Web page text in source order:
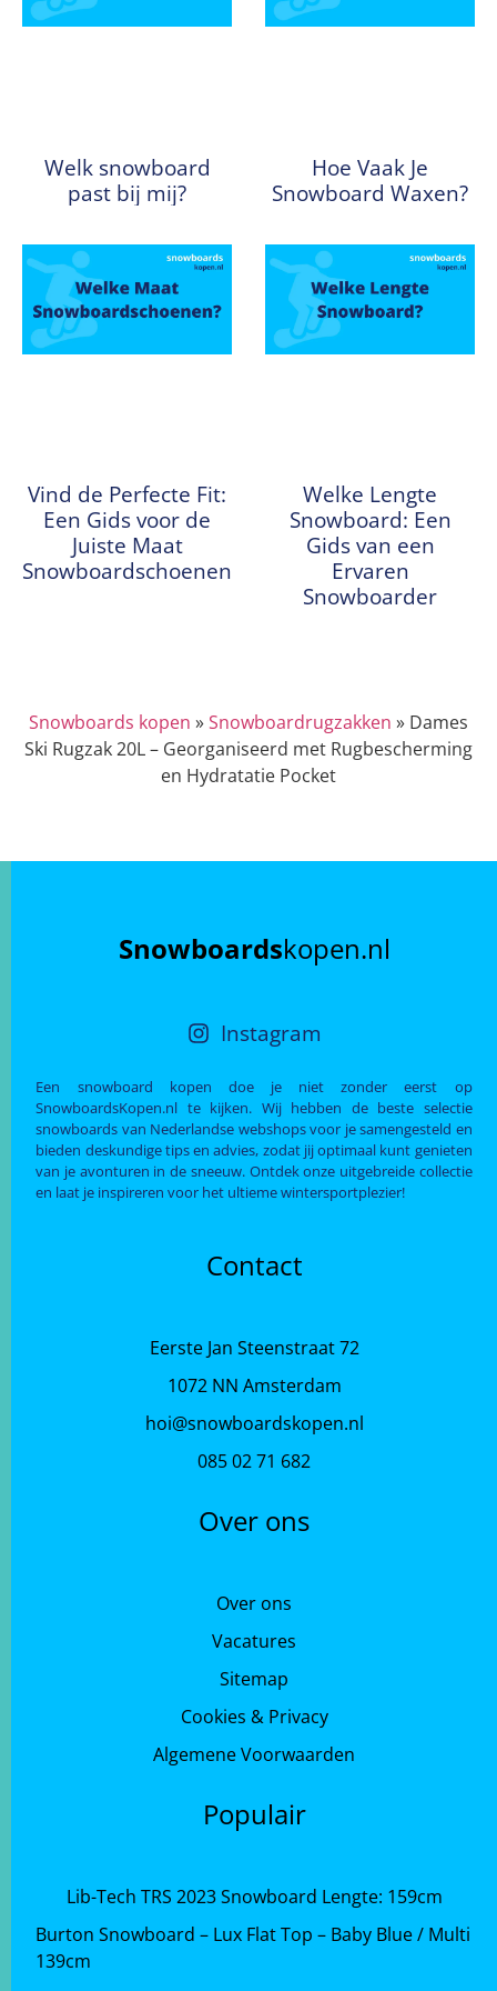
Welk snowboard
past bij mij?
Hoe Vaak Je
Snowboard Waxen?
Vind de Perfecte Fit:
Een Gids voor de
Juiste Maat
Snowboardschoenen
Welke Lengte
Snowboard: Een
Gids van een
Ervaren
Snowboarder
Snowboards kopen »Snowboardrugzakken » Dames
Ski Rugzak 20L – Georganiseerd met Rugbescherming
en Hydratatie Pocket
Snowboardskopen.nl
Instagram
Een snowboard kopen doe je niet zonder eerst op
SnowboardsKopen.nl te kijken. Wij hebben de beste selectie
snowboards van Nederlandse webshops voor je samengesteld en
bieden deskundige tips en advies, zodat jij optimaal kunt genieten
van je avonturen in de sneeuw. Ontdek onze uitgebreide collectie
en laat je inspireren voor het ultieme wintersportplezier!
Contact
Eerste Jan Steenstraat 72
1072 NN Amsterdam
hoi@snowboardskopen.nl
085 02 71 682
Over ons
Over ons
Vacatures
Sitemap
Cookies & Privacy
Algemene Voorwaarden
Populair
Lib-Tech TRS 2023 Snowboard Lengte: 159cm
Burton Snowboard – Lux Flat Top – Baby Blue / Multi
139cm